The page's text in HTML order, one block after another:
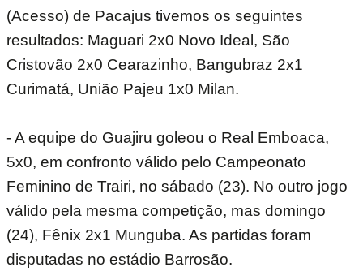
(Acesso) de Pacajus tivemos os seguintes
resultados: Maguari 2x0 Novo Ideal, São
Cristovão 2x0 Cearazinho, Bangubraz 2x1
Curimatá, União Pajeu 1x0 Milan.
- A equipe do Guajiru goleou o Real Emboaca,
5x0, em confronto válido pelo Campeonato
Feminino de Trairi, no sábado (23). No outro jogo
válido pela mesma competição, mas domingo
(24), Fênix 2x1 Munguba. As partidas foram
disputadas no estádio Barrosão.